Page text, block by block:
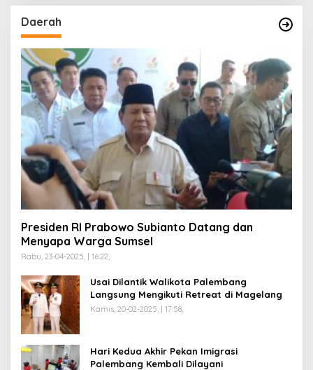
Daerah
Presiden RI Prabowo Subianto Datang dan
Menyapa Warga Sumsel
Rabu, 23-04-2025, | 16:22,
Usai Dilantik Walikota Palembang
Langsung Mengikuti Retreat di Magelang
Kamis, 20-02-2025, | 17:58,
Hari Kedua Akhir Pekan Imigrasi
Palembang Kembali Dilayani